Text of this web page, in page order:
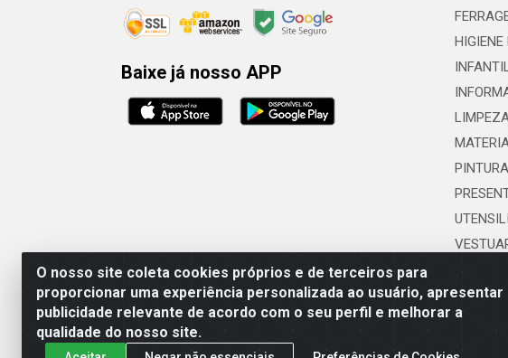
O nosso site coleta cookies próprios e de terceiros para
proporcionar uma experiência personalizada ao usuário, apresentar
publicidade relevante de acordo com o seu perfil e melhorar a
qualidade do nosso site.
Baixe já nosso APP
HIGIENE
Rafael & Dantas LTDA - Rua